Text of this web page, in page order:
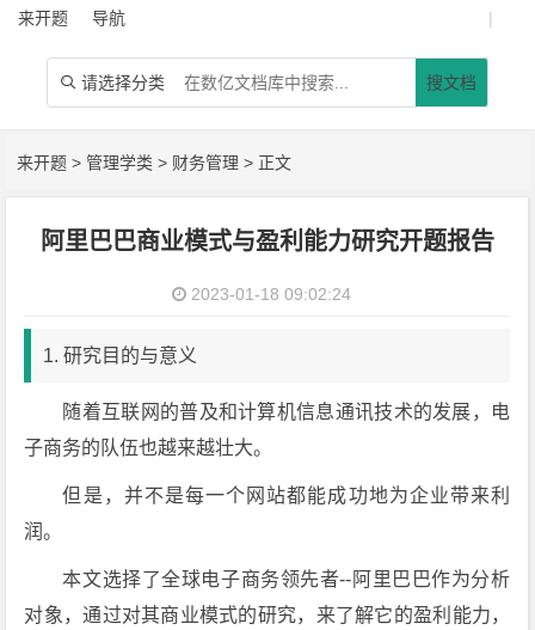
来开题 导航 |
 请选择分类 搜文档
来开题 >管理学类 > 财务管理 > 正文
阿里巴巴商业模式与盈利能力研究开题报告
2023-01-18 09:02:24
1. 研究目的与意义
随着互联网的普及和计算机信息通讯技术的发展，电
子商务的队伍也越来越壮大。
但是，并不是每一个网站都能成功地为企业带来利
润。
本文选择了全球电子商务领先者--阿里巴巴作为分析
对象，通过对其商业模式的研究，来了解它的盈利能力，